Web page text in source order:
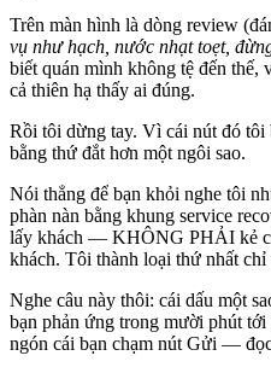
Trên màn hình là dòng review
vụ như hạch, nước nhạt toẹt,
biết quán mình không tệ đến
cả thiên hạ thấy ai đúng.
Rồi tôi dừng tay. Vì cái nút đó
bằng thứ đắt hơn một ngôi sao.
Nói thẳng để bạn khỏi nghe tôi
phàn nàn bằng khung service
lấy khách — KHÔNG PHẢI kẻ
khách. Tôi thành loại thứ nhất
Nghe câu này thôi: cái dấu một
bạn phản ứng trong mười phút
ngón cái bạn chạm nút Gửi —